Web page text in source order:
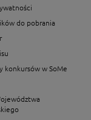
do pobrania
konkursów w SoMe